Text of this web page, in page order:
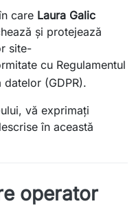
care Laura Galic
și protejează
site-
cu Regulamentul
(GDPR).
vă exprimați
în această
operator